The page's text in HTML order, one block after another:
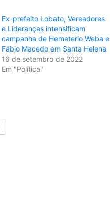
Ex-prefeito Lobato, Vereadores
e Lideranças intensificam
campanha de Hemeterio Weba e
Fábio Macedo em Santa Helena
16 de setembro de 2022
Em "Política"